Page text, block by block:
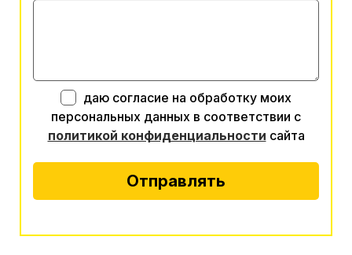
даю согласие на обработку моих
персональных данных в соответствии с
политикой конфиденциальности сайта
Отправлять